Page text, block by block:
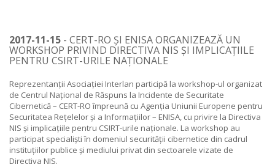
2017-11-15 - CERT-RO ȘI ENISA ORGANIZEAZĂ UN
WORKSHOP PRIVIND DIRECTIVA NIS ȘI IMPLICAȚIILE
PENTRU CSIRT-URILE NAȚIONALE
Reprezentanții Asociației Interlan participă la workshop-ul organizat
de Centrul Național de Răspuns la Incidente de Securitate
Cibernetică – CERT-ROîmpreună cu Agenția Uniunii Europene pentru
Securitatea Rețelelor și a Informațiilor – ENISA, cu privire la Directiva
NIS și implicațiile pentru CSIRT-urile naționale. La workshop au
participat specialiști în domeniul securității cibernetice din cadrul
instituțiilor publice și mediului privat din sectoarele vizate de
Directiva NIS.